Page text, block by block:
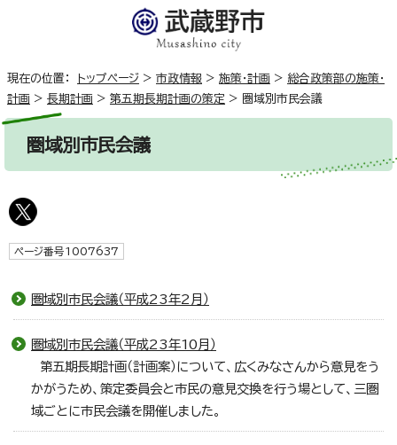
現在の位置： トップページ > 市政情報 > 施策・計画 > 総合政策部の施策・
計画 > 長期計画 > 第五期長期計画の策定 > 圏域別市民会議
圏域別市民会議
ページ番号1007637
圏域別市民会議（平成23年2月）
圏域別市民会議（平成23年10月）
第五期長期計画（計画案）について、広くみなさんから意見をう
かがうため、策定委員会と市民の意見交換を行う場として、三圏
域ごとに市民会議を開催しました。